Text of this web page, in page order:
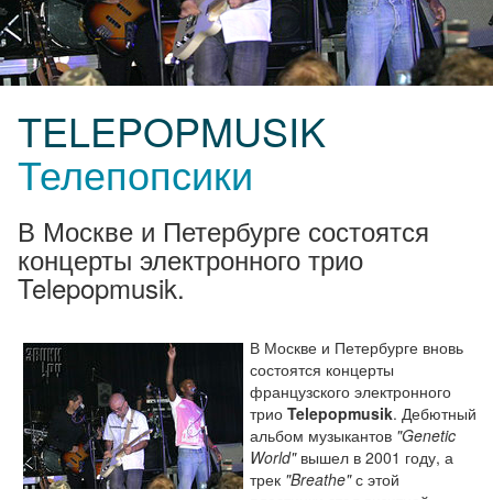
TELEPOPMUSIK
Телепопсики
В Москве и Петербурге состоятся
концерты электронного трио
Telepopmusik.
В Москве и Петербурге вновь
состоятся концерты
французского электронного
трио Telepopmusik. Дебютный
альбом музыкантов "Genetic
World"вышел в 2001 году, а
трек "Breathe"с этой